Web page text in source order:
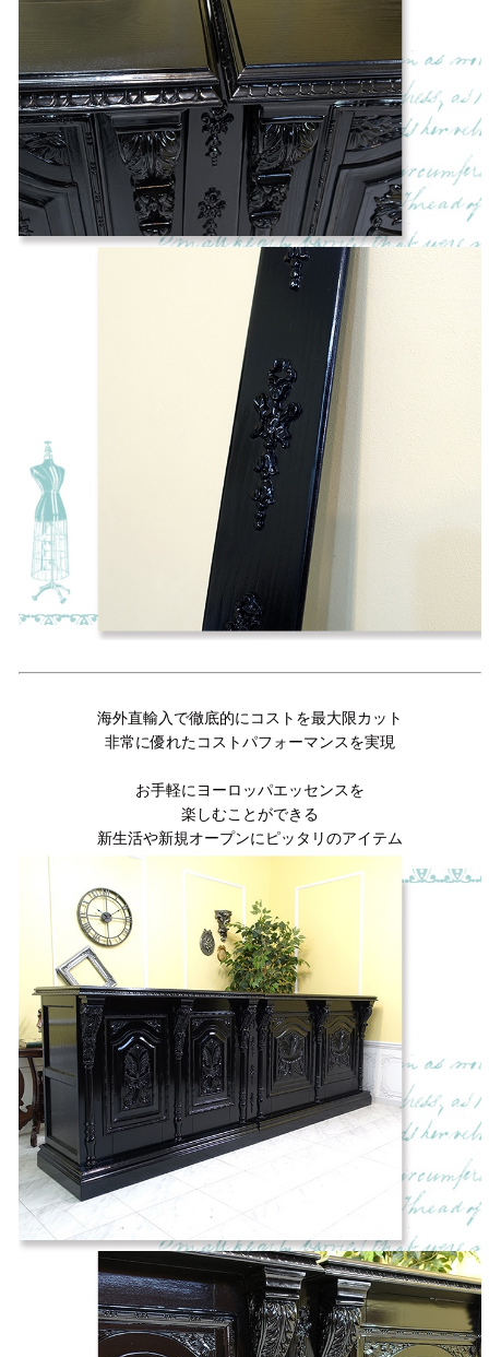
海外直輸入で徹底的にコストを最大限カット
非常に優れたコストパフォーマンスを実現
お手軽にヨーロッパエッセンスを
楽しむことができる
新生活や新規オープンにピッタリのアイテム